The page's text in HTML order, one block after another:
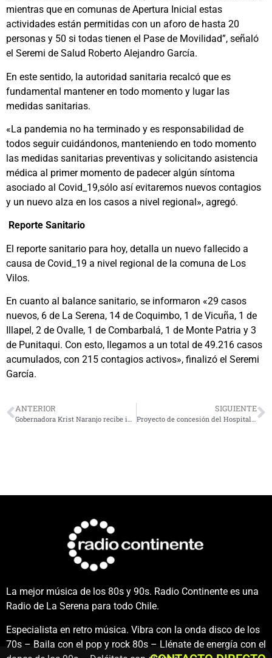
mientras que en comunas de Apertura Inicial estas
actividades están permitidas con un aforo de hasta 20
personas y 50 si todas tienen el Pase de Movilidad”, señaló
el Seremi de Salud Roberto Alejandro García.
En este sentido, la autoridad sanitaria recalcó que es
fundamental mantener en todo momento y lugar las
medidas sanitarias.
«La pandemia no ha terminado y es responsabilidad de
todos seguir cuidándonos, manteniendo en todo momento
las medidas sanitarias preventivas y solicitando asistencia
médica al primer momento de padecer algún síntoma
asociado al Covid_19,sólo así evitaremos nuevos contagios
y un nuevo alza en los casos a nivel regional», agregó.
Reporte Sanitario
El reporte sanitario para hoy, detalla un nuevo fallecido a
causa de Covid_19 a nivel regional de la comuna de Los
Vilos.
En cuanto al balance sanitario, se informaron «29 casos
nuevos, 6 de La Serena, 14 de Coquimbo, 1 de Vicuña, 1 de
Illapel, 2 de Ovalle, 1 de Combarbalá, 1 de Monte Patria y 3
de Punitaqui. Con esto, llegamos a un total de 49.216 casos
acumulados, con 215 contagios activos», finalizó el Seremi
García.
ANTERIOR SIGUIENTE
La mejor música de los 80s y 90s. Radio Continente es una
Radio de La Serena para todo Chile.
Especialista en retro música. Vibra con la onda disco de los
70s – Baila con el pop y rock 80s – Llénate de energía con el